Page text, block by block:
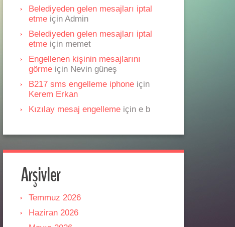
Belediyeden gelen mesajları iptal
etme için Admin
Belediyeden gelen mesajları iptal
etme için memet
Engellenen kişinin mesajlarını
görme için Nevin güneş
B217 sms engelleme iphone için
Kerem Erkan
Kızılay mesaj engelleme için e b
Arşivler
Temmuz 2026
Haziran 2026